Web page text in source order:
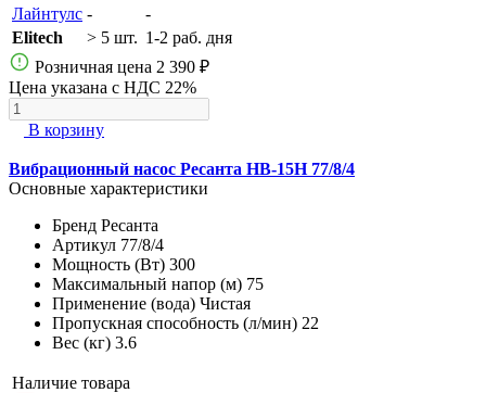
Лайнтулс -
-
Elitech
> 5 шт. 1-2 раб. дня
Розничная цена 2 390 ₽
Цена указана с НДС 22%
В корзину
Вибрационный насос Ресанта НВ-15Н 77/8/4
Основные характеристики
Бренд Ресанта
Артикул 77/8/4
Мощность (Вт) 300
Максимальный напор (м) 75
Применение (вода) Чистая
Пропускная способность (л/мин) 22
Вес (кг) 3.6
Наличие товара